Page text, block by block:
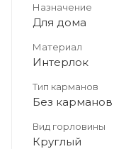
Назначение
Для дома
Материал
Интерлок
Тип карманов
Без карманов
Вид горловины
Круглый